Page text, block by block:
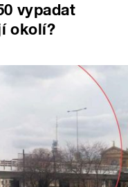
vypadat
okolí?